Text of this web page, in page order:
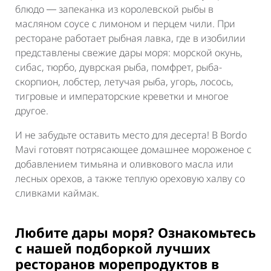
блюдо ― запеканка из королевской рыбы в
масляном соусе с лимоном и перцем чили. При
ресторане работает рыбная лавка, где в изобилии
представлены свежие дары моря: морской окунь,
сибас, тюрбо, дуврская рыба, помфрет, рыба-
скорпион, лобстер, летучая рыба, угорь, лосось,
тигровые и императорские креветки и многое
другое.
И не забудьте оставить место для десерта! В Bordo
Mavi готовят потрясающее домашнее мороженое с
добавлением тимьяна и оливкового масла или
лесных орехов, а также теплую ореховуюхалвусо
сливками каймак.
Любите дары моря? Ознакомьтесь
с нашей подборкой лучших
ресторанов морепродуктов в